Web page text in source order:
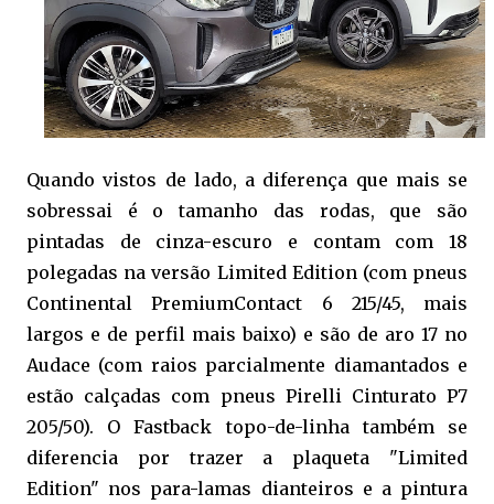
Quando vistos de lado, a diferença que mais se
sobressai é o tamanho das rodas, que são
pintadas de cinza-escuro e contam com 18
polegadas na versão Limited Edition (com pneus
Continental PremiumContact 6 215/45, mais
largos e de perfil mais baixo) e são de aro 17 no
Audace (com raios parcialmente diamantados e
estão calçadas com pneus Pirelli Cinturato P7
205/50). O Fastback topo-de-linha também se
diferencia por trazer a plaqueta "Limited
Edition" nos para-lamas dianteiros e a pintura